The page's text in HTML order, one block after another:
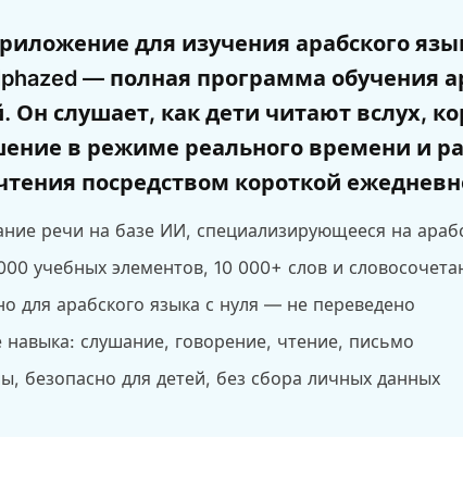
для изучения арабского
— полная программа обучения
Он слушает, как дети читают вслух,
в режиме реального времени и
посредством короткой
речи на базе ИИ, специализирующееся на
учебных элементов, 10 000+ слов и
для арабского языка с нуля — не переведено
навыка: слушание, говорение, чтение, письмо
безопасно для детей, без сбора личных данных